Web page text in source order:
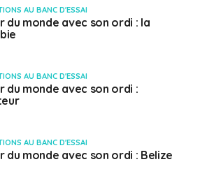
AU BANC D'ESSAI
du monde avec son ordi : la
AU BANC D'ESSAI
du monde avec son ordi :
AU BANC D'ESSAI
du monde avec son ordi : Belize